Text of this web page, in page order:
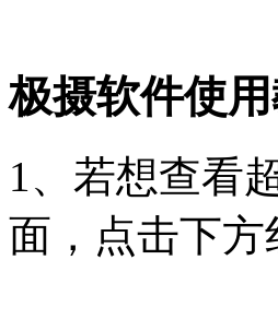
极摄软件使
1、若想查看
面，点击下